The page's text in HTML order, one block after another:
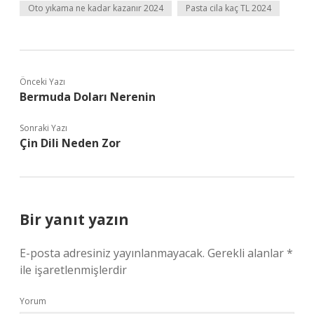
Oto yıkama ne kadar kazanır 2024 Pasta cila kaç TL 2024
Önceki Yazı
Bermuda Doları Nerenin
Sonraki Yazı
Çin Dili Neden Zor
Bir yanıt yazın
E-posta adresiniz yayınlanmayacak. Gerekli alanlar*
ile işaretlenmişlerdir
Yorum